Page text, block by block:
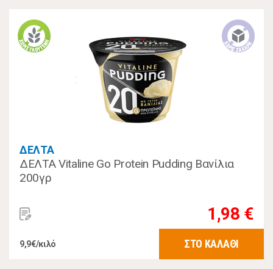
ΔΕΛΤΑ
ΔΕΛΤΑ Vitaline Go Protein Pudding Βανίλια
200γρ
1,98 €
9,9€/κιλό ΣΤΟ ΚΑΛΑΘΙ